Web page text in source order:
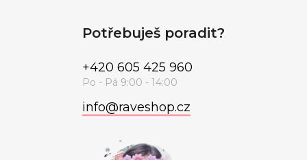
Potřebuješ poradit?
info@raveshop.cz
+420 605 425 960